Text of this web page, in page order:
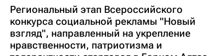
Региональный этап Всероссийского
конкурса социальной рекламы "Новый
взгляд", направленный на укрепление
нравственности, патриотизма и